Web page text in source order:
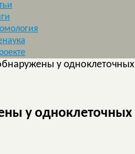
у одноклеточных
у одноклеточных